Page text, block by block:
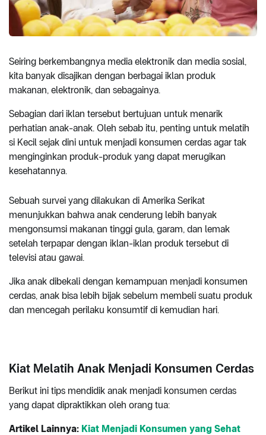
Seiring berkembangnya media elektronik dan media sosial,
kita banyak disajikan dengan berbagai iklan produk
makanan, elektronik, dan sebagainya.
Sebagian dari iklan tersebut bertujuan untuk menarik
perhatian anak-anak. Oleh sebab itu, penting untuk melatih
si Kecil sejak dini untuk menjadi konsumen cerdas agar tak
menginginkan produk-produk yang dapat merugikan
kesehatannya.
Sebuah survei yang dilakukan di Amerika Serikat
menunjukkan bahwa anak cenderung lebih banyak
mengonsumsi makanan tinggi gula, garam, dan lemak
setelah terpapar dengan iklan-iklan produk tersebut di
televisi atau gawai.
Jika anak dibekali dengan kemampuan menjadi konsumen
cerdas, anak bisa lebih bijak sebelum membeli suatu produk
dan mencegah perilaku konsumtif di kemudian hari.
Kiat Melatih Anak Menjadi Konsumen Cerdas
Berikut ini tips mendidik anak menjadi konsumen cerdas
yang dapat dipraktikkan oleh orang tua:
Artikel Lainnya: Kiat Menjadi Konsumen yang Sehat